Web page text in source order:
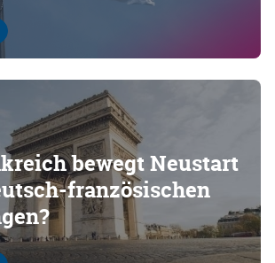
bewegt Neustart
französischen